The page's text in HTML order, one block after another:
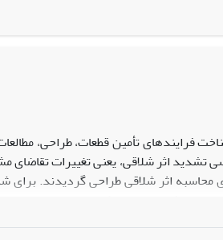
فرایندهای تأمین قطعات، طراحی،
اثر شلاقی، یعنی تغییرات تقاضای
اثر شلاقی طراحی گردیدند. برای
بخش تطبیق مشارکت­‌های واحد زنجیره